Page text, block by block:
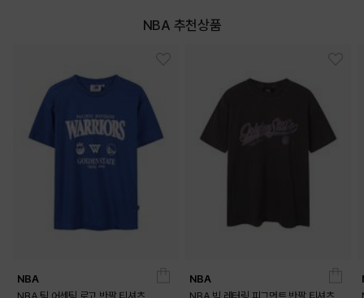
IVORY
PRODUCT VIEW
NBA 추천상품
NBA
NBA